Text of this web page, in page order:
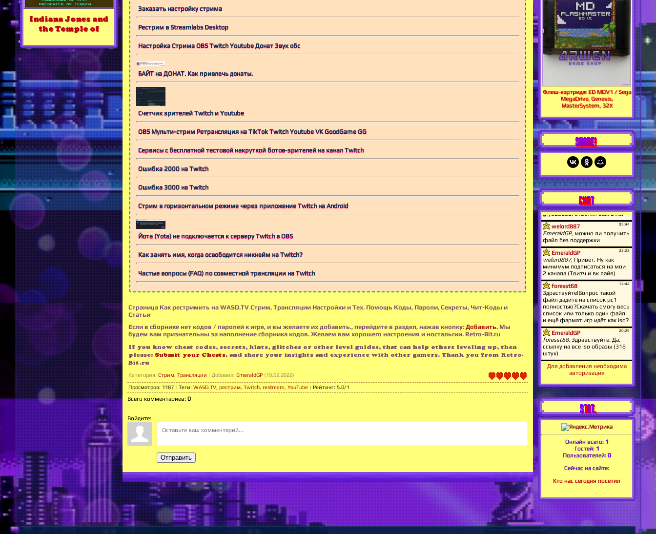
Indiana Jones and
the Temple of
Заказать настройку стрима
Рестрим в Streamlabs Desktop
Настройка Стрима OBS Twitch Youtube Донат Звук обс
БАЙТ на ДОНАТ. Как привлечь донаты.
Счетчик зрителей Twitch и Youtube
OBS Мульти-стрим Ретрансляция на TikTok Twitch Youtube VK GoodGame GG
Сервисы с бесплатной тестовой накруткой ботов-зрителей на канал Twitch
Ошибка 2000 на Twitch
Ошибка 3000 на Twitch
Стрим в горизонтальном режиме через приложение Twitch на Android
Йота (Yota) не подключается к серверу Twitch в OBS
Как занять имя, когда освободится никнейм на Twitch?
Частые вопросы (FAQ) по совместной трансляции на Twitch
Страница Как рестримить на WASD.TV Стрим, Трансляции Настройки и Тех. Помощь Коды, Пароли, Секреты, Чит-Коды и
Статьи
Если в сборнике нет кодов / паролей к игре, и вы желаете их добавить., перейдите в раздел, нажав кнопку: Добавить. Мы
будем вам признательны за наполнение сборника кодов. Желаем вам хорошего настроения и ностальгии. Retro-Bit.ru
If you know cheat codes, secrets, hints, glitches or other level guides, that can help others leveling up, then
please: Submit your Cheats. and share your insights and experience with other gamers. Thank you from Retro-
Bit.ru
Категория: Стрим, Трансляции | Добавил: EmeraldGP (19.02.2022)
Просмотров: 1187 | Теги: WASD.TV, рестрим, Twitch, restream, YouTube | Рейтинг: 5.0/1
Всего комментариев: 0
Войдите:
Отправить
Флеш-картридж ED MDV1 / Sega
MegaDrive, Genesis,
MasterSystem, 32X
SHARE!
CHAT
Для добавления необходима
авторизация
STAT.
Онлайн всего: 1
Гостей: 1
Пользователей: 0
Сейчас на сайте:
Кто нас сегодня посетил